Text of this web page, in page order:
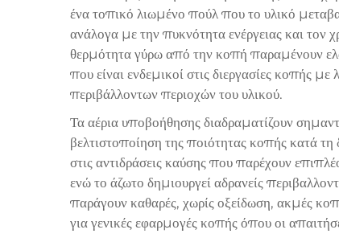
ένα τοπικό λιωμένο πούλ που το υλικό
ανάλογα με την πυκνότητα ενέργειας και τον
θερμότητα γύρω από την κοπή παραμένουν
που είναι ενδεμικοί στις διεργασίες κοπής με
περιβάλλοντων περιοχών του υλικού.
Τα αέρια υποβοήθησης διαδραματίζουν
βελτιστοποίηση της ποιότητας κοπής κατά
στις αντιδράσεις καύσης που παρέχουν
ενώ το άζωτο δημιουργεί αδρανείς
παράγουν καθαρές, χωρίς οξείδωση, ακμές
για γενικές εφαρμογές κοπής όπου οι